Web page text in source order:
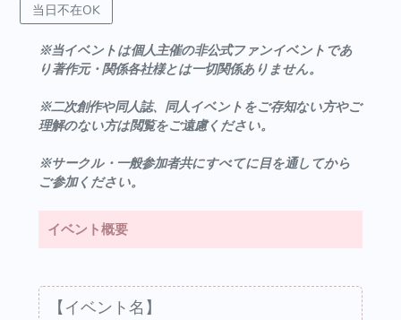
当日不在OK
※当イベントは個人主催の非公式ファンイベントであ
り著作元・関係各社様とは一切関係ありません。
※二次創作や同人誌、同人イベントをご存知ない方やご
理解のない方は閲覧をご遠慮ください。
※サークル・一般参加者共にすべてに目を通してから
ご参加ください。
イベント概要
【イベント名】